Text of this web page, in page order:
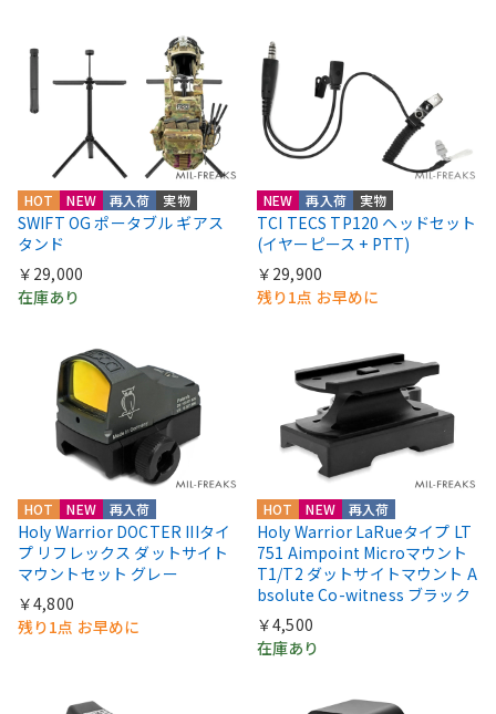
HOT NEW 再入荷 実物
SWIFT OG ポータブル ギアス
タンド
￥29,000
在庫あり
NEW 再入荷 実物
TCI TECS TP120 ヘッドセット
(イヤーピース + PTT)
￥29,900
残り1点 お早めに
HOT NEW 再入荷
Holy Warrior DOCTER IIIタイ
プ リフレックス ダットサイト
マウントセット グレー
￥4,800
残り1点 お早めに
HOT NEW 再入荷
Holy Warrior LaRueタイプ LT
751 Aimpoint Microマウント
T1/T2 ダットサイトマウント A
bsolute Co-witness ブラック
￥4,500
在庫あり